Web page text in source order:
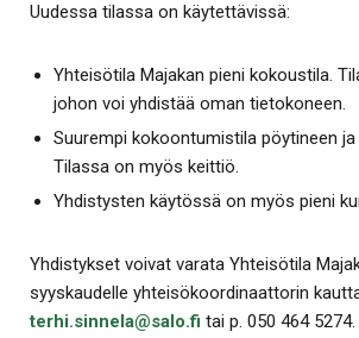
Uudessa tilassa on käytettävissä:
Yhteisötila Majakan pieni kokoustila.
johon voi yhdistää oman tietokoneen.
Suurempi kokoontumistila pöytineen ja
Tilassa on myös keittiö.
Yhdistysten käytössä on myös pieni
Yhdistykset voivat varata Yhteisötila
syyskaudelle yhteisökoordinaattorin
terhi.sinnela@salo.fi tai p. 050 464